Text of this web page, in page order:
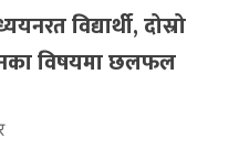
विद्यार्थी, दोस्रो
विषयमा छलफल